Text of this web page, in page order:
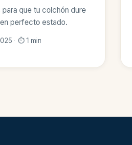
que tu colchón dure
perfecto estado.
· ⏱️ 1 min